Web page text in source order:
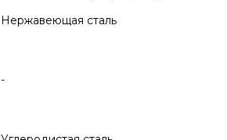
Нержавеющая сталь
-